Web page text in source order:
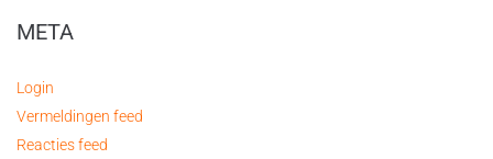
META
Login
Vermeldingen feed
Reacties feed